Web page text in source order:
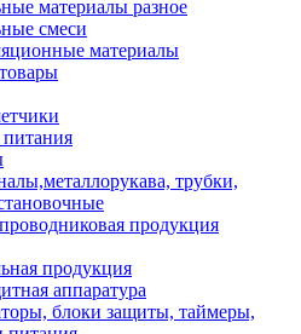
материалы разное
смеси
материалы
трубки,
продукция
продукция
аппаратура
блоки защиты, таймеры,